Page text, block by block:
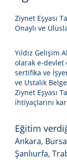
Ziynet Eşyası
Onaylı ve
Yıldız Gelişim
olarak e-devlet
sertifika ve
ve Ustalık
Ziynet Eşyası
ihtiyaçlarını
Eğitim
Ankara,
Şanlıurfa,